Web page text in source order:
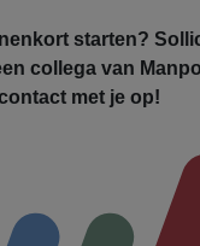
starten?
collega van
met je op!